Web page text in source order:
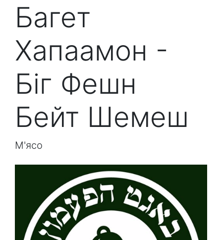
Багет
Хапаамон -
Біг Фешн
Бейт Шемеш
М'ясо